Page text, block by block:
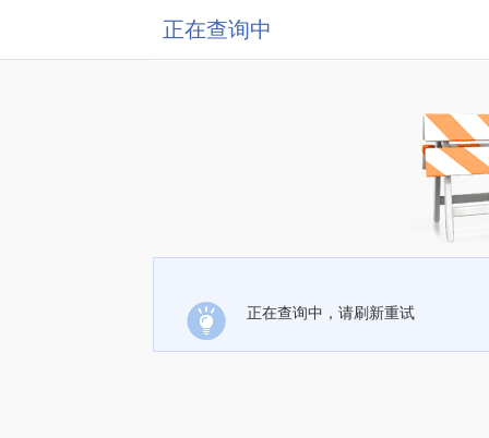
正在查询中
正在查询中，请刷新重试